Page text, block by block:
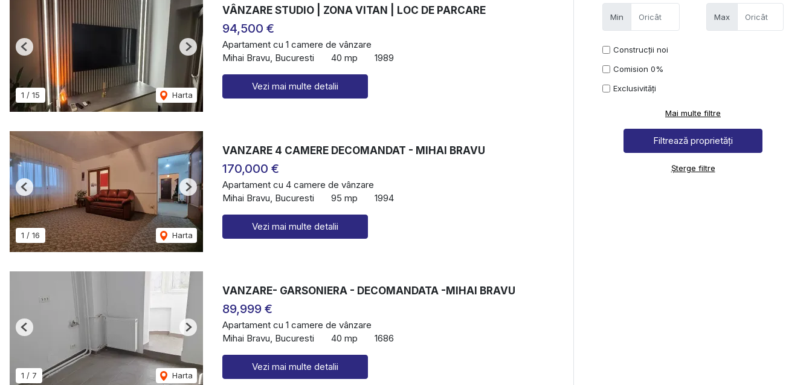
1 / 15 Harta
Previous Next
VÂNZARE STUDIO | ZONA VITAN | LOC DE PARCARE
94,500 €
Apartament cu 1 camere de vânzare
Mihai Bravu, Bucuresti
40 mp 1989
Vezi mai multe detalii
1 / 16 Harta
Previous Next
VANZARE 4 CAMERE DECOMANDAT - MIHAI BRAVU
170,000 €
Apartament cu 4 camere de vânzare
Mihai Bravu, Bucuresti
95 mp 1994
Vezi mai multe detalii
1 / 7 Harta
Previous Next
VANZARE- GARSONIERA - DECOMANDATA -MIHAI BRAVU
89,999 €
Apartament cu 1 camere de vânzare
Mihai Bravu, Bucuresti
40 mp 1686
Vezi mai multe detalii
Min Max
Construcții noi
Comision 0%
Exclusivități
Mai multe filtre
Șterge filtre